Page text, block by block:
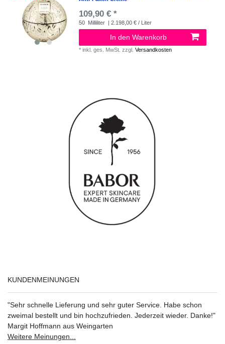
109,90 € *
50 Milliliter | 2.198,00 € / Liter
In den Warenkorb
*inkl. ges. MwSt. zzgl.Versandkosten
KUNDENMEINUNGEN
"Sehr schnelle Lieferung und sehr guter Service. Habe schon
zweimal bestellt und bin hochzufrieden. Jederzeit wieder. Danke!"
Margit Hoffmann aus Weingarten
Weitere Meinungen...